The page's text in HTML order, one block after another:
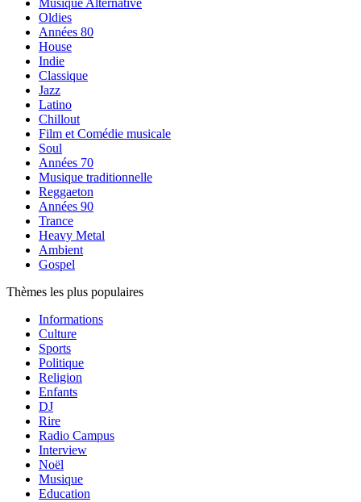
Musique Alternative
Oldies
Années 80
House
Indie
Classique
Jazz
Latino
Chillout
Film et Comédie musicale
Soul
Années 70
Musique traditionnelle
Reggaeton
Années 90
Trance
Heavy Metal
Ambient
Gospel
Thèmes les plus populaires
Informations
Culture
Sports
Politique
Religion
Enfants
DJ
Rire
Radio Campus
Interview
Noël
Musique
Education